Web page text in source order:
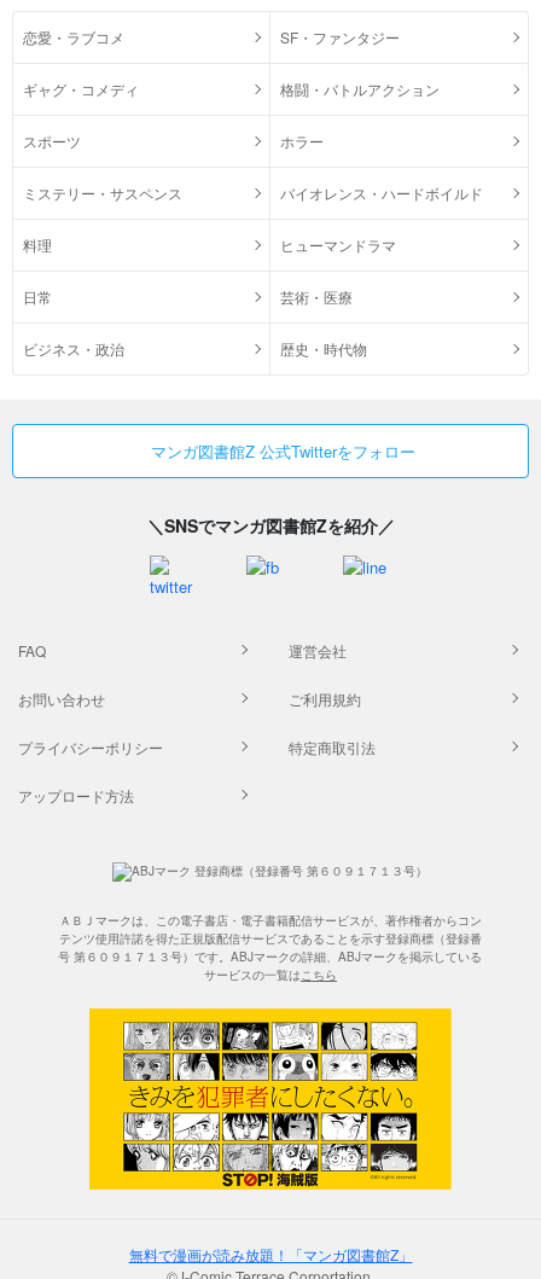
恋愛・ラブコメ SF・ファンタジー
ギャグ・コメディ 格闘・バトルアクション
スポーツ ホラー
ミステリー・サスペンス バイオレンス・ハードボイルド
料理 ヒューマンドラマ
日常 芸術・医療
ビジネス・政治 歴史・時代物
マンガ図書館Z 公式Twitterをフォロー
＼SNSでマンガ図書館Zを紹介／
FAQ 運営会社
お問い合わせ ご利用規約
プライバシーポリシー 特定商取引法
アップロード方法
ＡＢＪマークは、この電子書店・電子書籍配信サービスが、著作権者からコン
テンツ使用許諾を得た正規版配信サービスであることを示す登録商標（登録番
号 第６０９１７１３号）です。ABJマークの詳細、ABJマークを掲示している
サービスの一覧はこちら
無料で漫画が読み放題！「マンガ図書館Z」